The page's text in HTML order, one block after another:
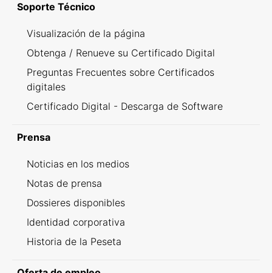
Soporte Técnico
Visualización de la página
Obtenga / Renueve su Certificado Digital
Preguntas Frecuentes sobre Certificados
digitales
Certificado Digital - Descarga de Software
Prensa
Noticias en los medios
Notas de prensa
Dossieres disponibles
Identidad corporativa
Historia de la Peseta